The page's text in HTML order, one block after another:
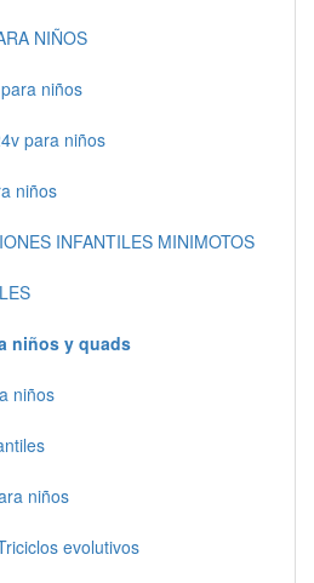
NIÑOS
niños
para niños
niños
INFANTILES MINIMOTOS
niños y quads
niños
niños
evolutivos